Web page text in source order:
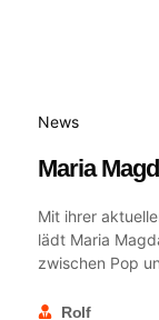
News
Maria
Mit ihrer
lädt Maria
zwischen Pop
Rolf